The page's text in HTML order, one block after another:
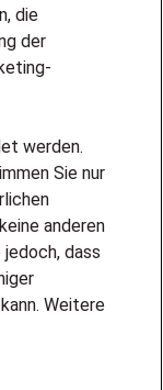
die
der
werden.
Sie nur
anderen
dass
Weitere